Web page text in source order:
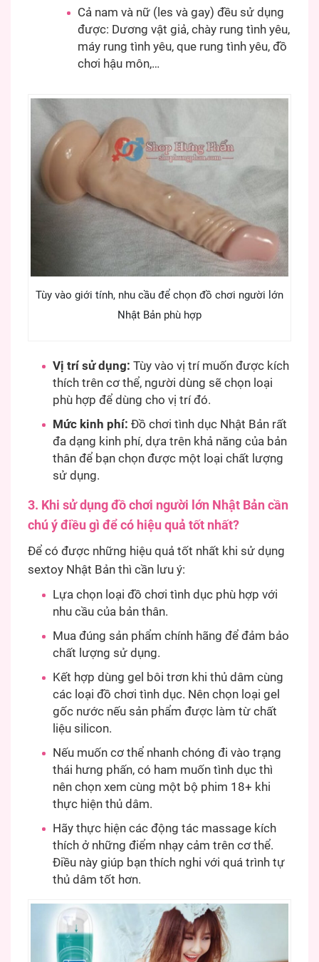
Cả nam và nữ (les và gay) đều sử dụng
được: Dương vật giả, chày rung tình yêu,
máy rung tình yêu, que rung tình yêu, đồ
chơi hậu môn,…
Tùy vào giới tính, nhu cầu để chọn đồ chơi người lớn
Nhật Bản phù hợp
Vị trí sử dụng: Tùy vào vị trí muốn được kích
thích trên cơ thể, người dùng sẽ chọn loại
phù hợp để dùng cho vị trí đó.
Mức kinh phí: Đồ chơi tình dục Nhật Bản rất
đa dạng kinh phí, dựa trên khả năng của bản
thân để bạn chọn được một loại chất lượng
sử dụng.
3. Khi sử dụng đồ chơi người lớn Nhật Bản cần
chú ý điều gì để có hiệu quả tốt nhất?
Để có được những hiệu quả tốt nhất khi sử dụng
sextoy Nhật Bản thì cần lưu ý:
Lựa chọn loại đồ chơi tình dục phù hợp với
nhu cầu của bản thân.
Mua đúng sản phẩm chính hãng để đảm bảo
chất lượng sử dụng.
Kết hợp dùng gel bôi trơn khi thủ dâm cùng
các loại đồ chơi tình dục. Nên chọn loại gel
gốc nước nếu sản phẩm được làm từ chất
liệu silicon.
Nếu muốn cơ thể nhanh chóng đi vào trạng
thái hưng phấn, có ham muốn tình dục thì
nên chọn xem cùng một bộ phim 18+ khi
thực hiện thủ dâm.
Hãy thực hiện các động tác massage kích
thích ở những điểm nhạy cảm trên cơ thể.
Điều này giúp bạn thích nghi với quá trình tự
thủ dâm tốt hơn.